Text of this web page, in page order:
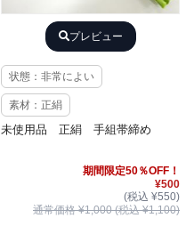
プレビュー
状態：非常によい
素材：正絹
未使用品 正絹 手組帯締め
期間限定50％OFF！
¥500
(税込 ¥550)
通常価格 ¥1,000 (税込 ¥1,100)